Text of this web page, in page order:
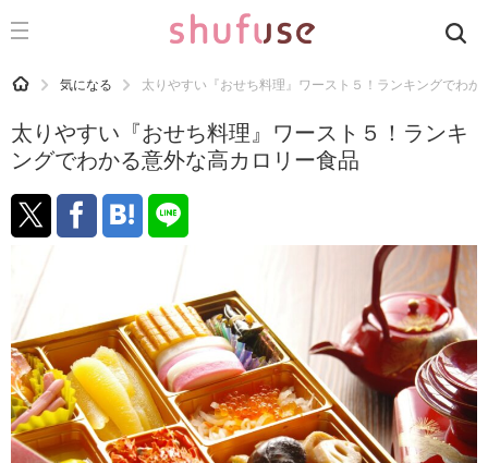
CATEGORY 記事カテゴリ
運気
洗濯
生活の知恵
お金
マナー
趣味
食材辞典
HOME 気になる 太りやすい『おせち料理』ワースト５！ランキングでわか
太りやすい『おせち料理』ワースト５！ランキ
ングでわかる意外な高カロリー食品